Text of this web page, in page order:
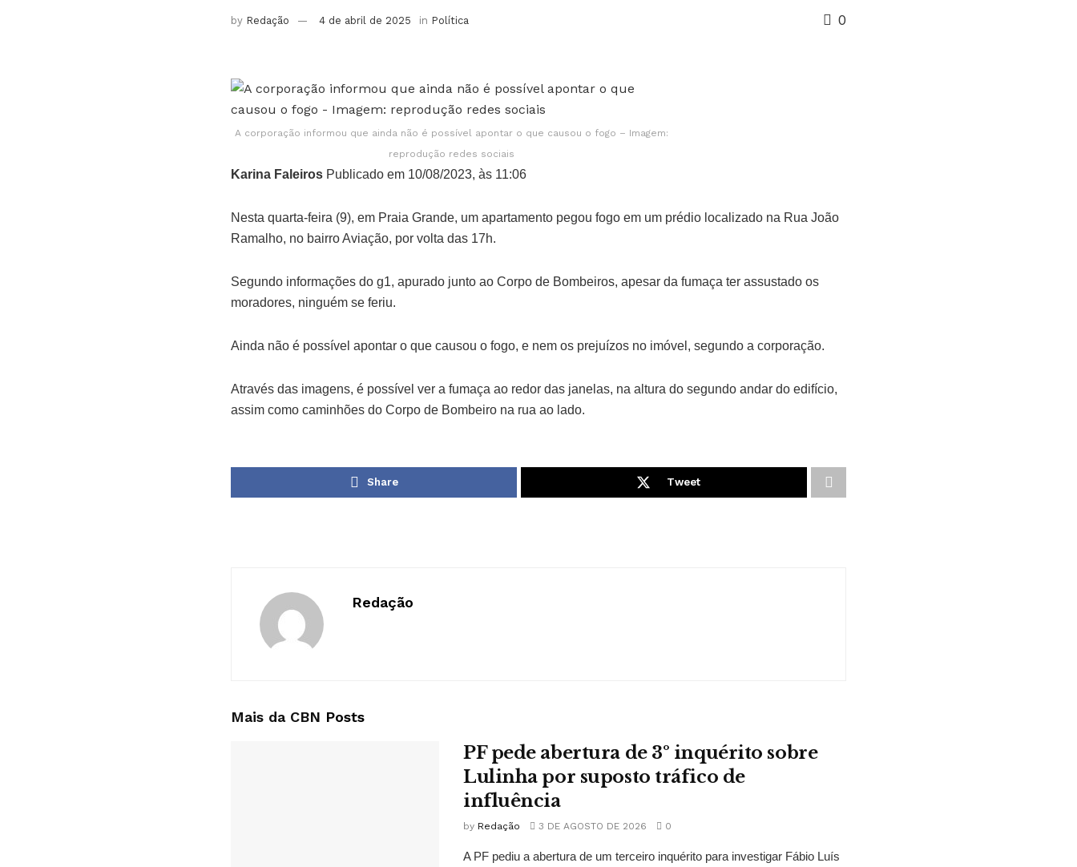
by Redação 4 de abril de 2025 in Política 0
A corporação informou que ainda não é possível apontar o que causou o fogo – Imagem:
reprodução redes sociais
Karina Faleiros Publicado em 10/08/2023, às 11:06
Nesta quarta-feira (9), em Praia Grande, um apartamento pegou fogo em um prédio localizado na Rua João
Ramalho, no bairro Aviação, por volta das 17h.
Segundo informações do g1, apurado junto ao Corpo de Bombeiros, apesar da fumaça ter assustado os
moradores, ninguém se feriu.
Ainda não é possível apontar o que causou o fogo, e nem os prejuízos no imóvel, segundo a corporação.
Através das imagens, é possível ver a fumaça ao redor das janelas, na altura do segundo andar do edifício,
assim como caminhões do Corpo de Bombeiro na rua ao lado.
Share Tweet
Redação
Mais da CBN Posts
PF pede abertura de 3º inquérito sobre
Lulinha por suposto tráfico de
influência
by Redação 3 DE AGOSTO DE 2026 0
A PF pediu a abertura de um terceiro inquérito para investigar Fábio Luís